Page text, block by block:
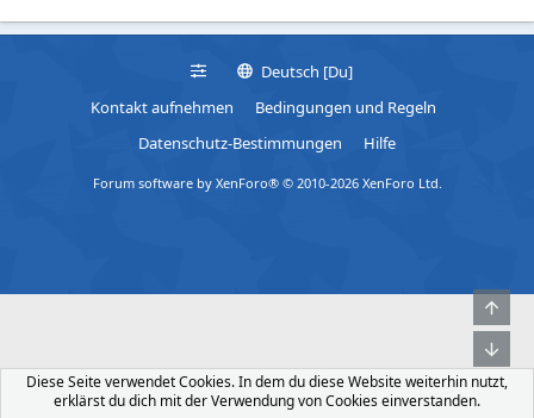
Deutsch [Du]
Kontakt aufnehmen
Bedingungen und Regeln
Datenschutz-Bestimmungen
Hilfe
Forum software by XenForo® © 2010-2026 XenForo Ltd.
Diese Seite verwendet Cookies. In dem du diese Website weiterhin nutzt,
erklärst du dich mit der Verwendung von Cookies einverstanden.